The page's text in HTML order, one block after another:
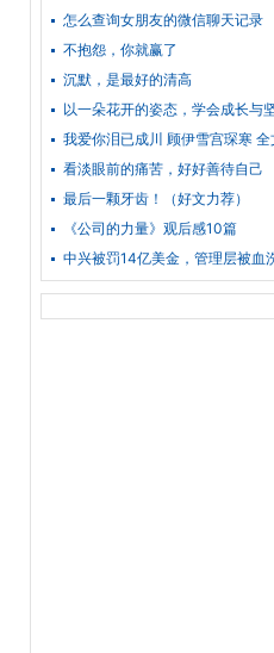
怎么查询女朋友的微信聊天记录
不抱怨，你就赢了
沉默，是最好的清高
以一朵花开的姿态，学会成长与
我爱你泪已成川 顾伊雪宫琛寒
看淡眼前的痛苦，好好善待自己
最后一颗牙齿！（好文力荐）
《公司的力量》观后感10篇
中兴被罚14亿美金，管理层被血